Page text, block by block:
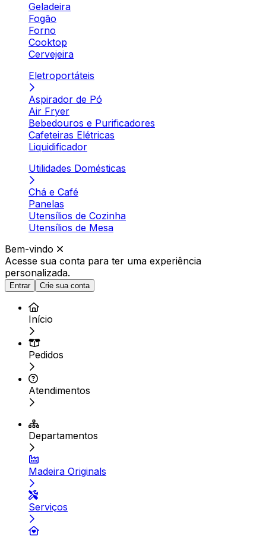
Geladeira
Fogão
Forno
Cooktop
Cervejeira
Eletroportáteis
Aspirador de Pó
Air Fryer
Bebedouros e Purificadores
Cafeteiras Elétricas
Liquidificador
Utilidades Domésticas
Chá e Café
Panelas
Utensílios de Cozinha
Utensílios de Mesa
Bem-vindo
Acesse sua conta para ter uma experiência
personalizada.
Entrar Crie sua conta
Início
Pedidos
Atendimentos
Departamentos
Madeira Originals
Serviços